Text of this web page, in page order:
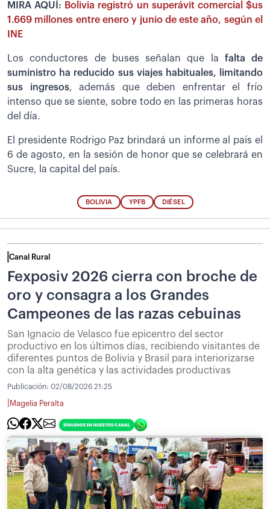
MIRA AQUÍ: Bolivia registró un superávit comercial $us
1.669 millones entre enero y junio de este año, según el
INE
Los conductores de buses señalan que la falta de
suministro ha reducido sus viajes habituales, limitando
sus ingresos, además que deben enfrentar el frío
intenso que se siente, sobre todo en las primeras horas
del día.
El presidente Rodrigo Paz brindará un informe al país el
6 de agosto, en la sesión de honor que se celebrará en
Sucre, la capital del país.
BOLIVIA YPFB DIÉSEL
Canal Rural
Fexposiv 2026 cierra con broche de
oro y consagra a los Grandes
Campeones de las razas cebuinas
San Ignacio de Velasco fue epicentro del sector
productivo en los últimos días, recibiendo visitantes de
diferentes puntos de Bolivia y Brasil para interiorizarse
con la alta genética y las actividades productivas
Publicación: 02/08/2026 21:25
Magelia Peralta